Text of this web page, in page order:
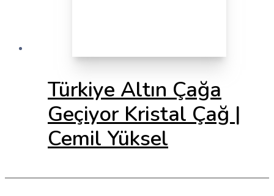
Türkiye Altın Çağa
Geçiyor Kristal Çağ |
Cemil Yüksel